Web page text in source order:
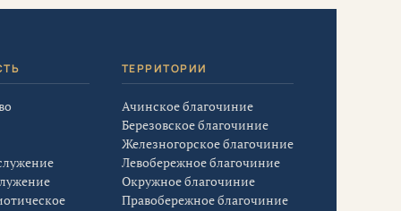
ТЕРРИТОРИИ
Ачинское благочиние
Березовское благочиние
Железногорское благочиние
Левобережное благочиние
Окружное благочиние
Правобережное благочиние